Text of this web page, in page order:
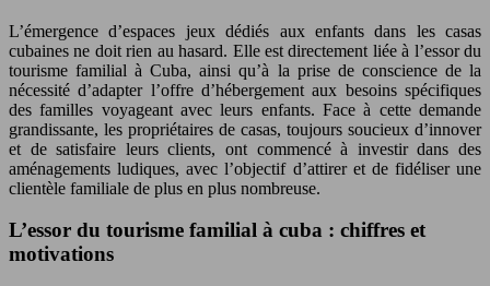
L’émergence d’espaces jeux dédiés aux enfants dans les casas
cubaines ne doit rien au hasard. Elle est directement liée à l’essor du
tourisme familial à Cuba, ainsi qu’à la prise de conscience de la
nécessité d’adapter l’offre d’hébergement aux besoins spécifiques
des familles voyageant avec leurs enfants. Face à cette demande
grandissante, les propriétaires de casas, toujours soucieux d’innover
et de satisfaire leurs clients, ont commencé à investir dans des
aménagements ludiques, avec l’objectif d’attirer et de fidéliser une
clientèle familiale de plus en plus nombreuse.
L’essor du tourisme familial à cuba : chiffres et
motivations